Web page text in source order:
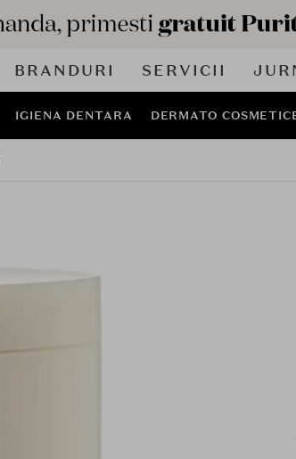
BRANDURI SERVICII
IGIENA DENTARA DERMATO